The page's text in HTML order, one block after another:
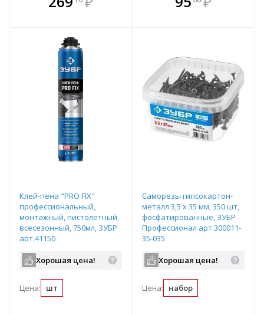
всегда выгоднее!
всегда выгоднее!
Клей-пена "PRO FIX"
профессиональный,
монтажный, пистолетный,
всесезонный, 750мл, ЗУБР
арт.41150
Хорошая цена!
Цена: шт
Саморезы гипсокартон-
металл 3,5 x 35 мм, 350 шт,
фосфатированные, ЗУБР
Профессионал арт.300011-
35-035
Хорошая цена!
Цена: набор